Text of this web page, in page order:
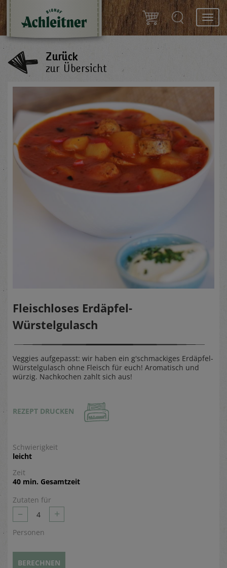
Zurück
zur Übersicht
Fleischloses Erdäpfel-
Würstelgulasch
Veggies aufgepasst: wir haben ein g'schmackiges Erdäpfel-
Würstelgulasch ohne Fleisch für euch! Aromatisch und
würzig. Nachkochen zahlt sich aus!
REZEPT DRUCKEN
Schwierigkeit
leicht
Zeit
40 min. Gesamtzeit
Zutaten für
– 4 +
Personen
BERECHNEN